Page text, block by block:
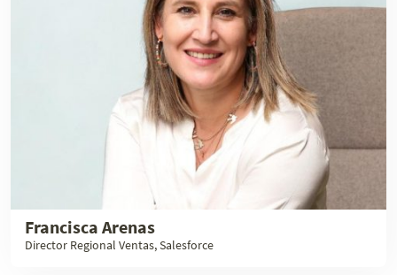
Francisca Arenas
Director Regional Ventas, Salesforce